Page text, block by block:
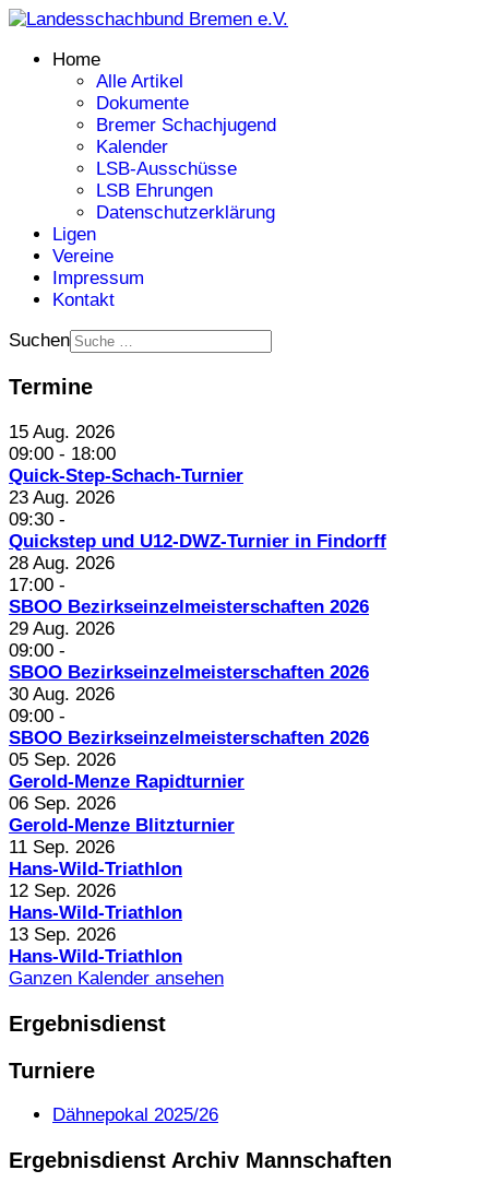
Home
Alle Artikel
Dokumente
Bremer Schachjugend
Kalender
LSB-Ausschüsse
LSB Ehrungen
Datenschutzerklärung
Ligen
Vereine
Impressum
Kontakt
Suchen
Termine
15 Aug. 2026
09:00 - 18:00
Quick-Step-Schach-Turnier
23 Aug. 2026
09:30 -
Quickstep und U12-DWZ-Turnier in Findorff
28 Aug. 2026
17:00 -
SBOO Bezirkseinzelmeisterschaften 2026
29 Aug. 2026
09:00 -
SBOO Bezirkseinzelmeisterschaften 2026
30 Aug. 2026
09:00 -
SBOO Bezirkseinzelmeisterschaften 2026
05 Sep. 2026
Gerold-Menze Rapidturnier
06 Sep. 2026
Gerold-Menze Blitzturnier
11 Sep. 2026
Hans-Wild-Triathlon
12 Sep. 2026
Hans-Wild-Triathlon
13 Sep. 2026
Hans-Wild-Triathlon
Ganzen Kalender ansehen
Ergebnisdienst
Turniere
Dähnepokal 2025/26
Ergebnisdienst Archiv Mannschaften